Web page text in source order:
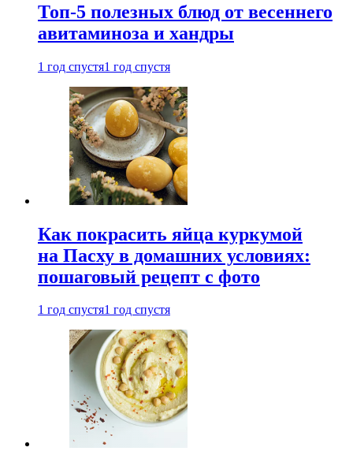
Топ-5 полезных блюд от весеннего
авитаминоза и хандры
1 год спустя1 год спустя
Как покрасить яйца куркумой
на Пасху в домашних условиях:
пошаговый рецепт с фото
1 год спустя1 год спустя